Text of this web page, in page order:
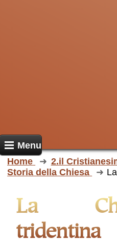
Menu
Home
2.il
Storia della Chiesa
La Chiesa
tridentina